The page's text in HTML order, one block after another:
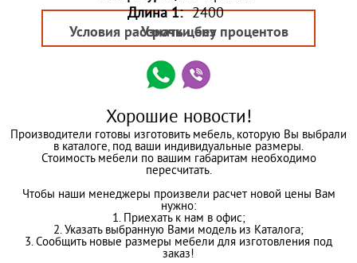
Длина 1: 2400
Узнать цену
Условия рассрочки без процентов
Хорошие новости!
Производители готовы изготовить мебель, которую Вы выбрали
в каталоге, под ваши индивидуальные размеры.
Стоимость мебели по вашим габаритам необходимо
пересчитать.
Чтобы наши менеджеры произвели расчет новой цены Вам
нужно:
1. Приехать к нам в офис;
2. Указать выбранную Вами модель из Каталога;
3. Сообщить новые размеры мебели для изготовления под
заказ!